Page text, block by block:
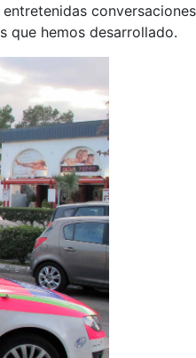
hemos desarrollado.